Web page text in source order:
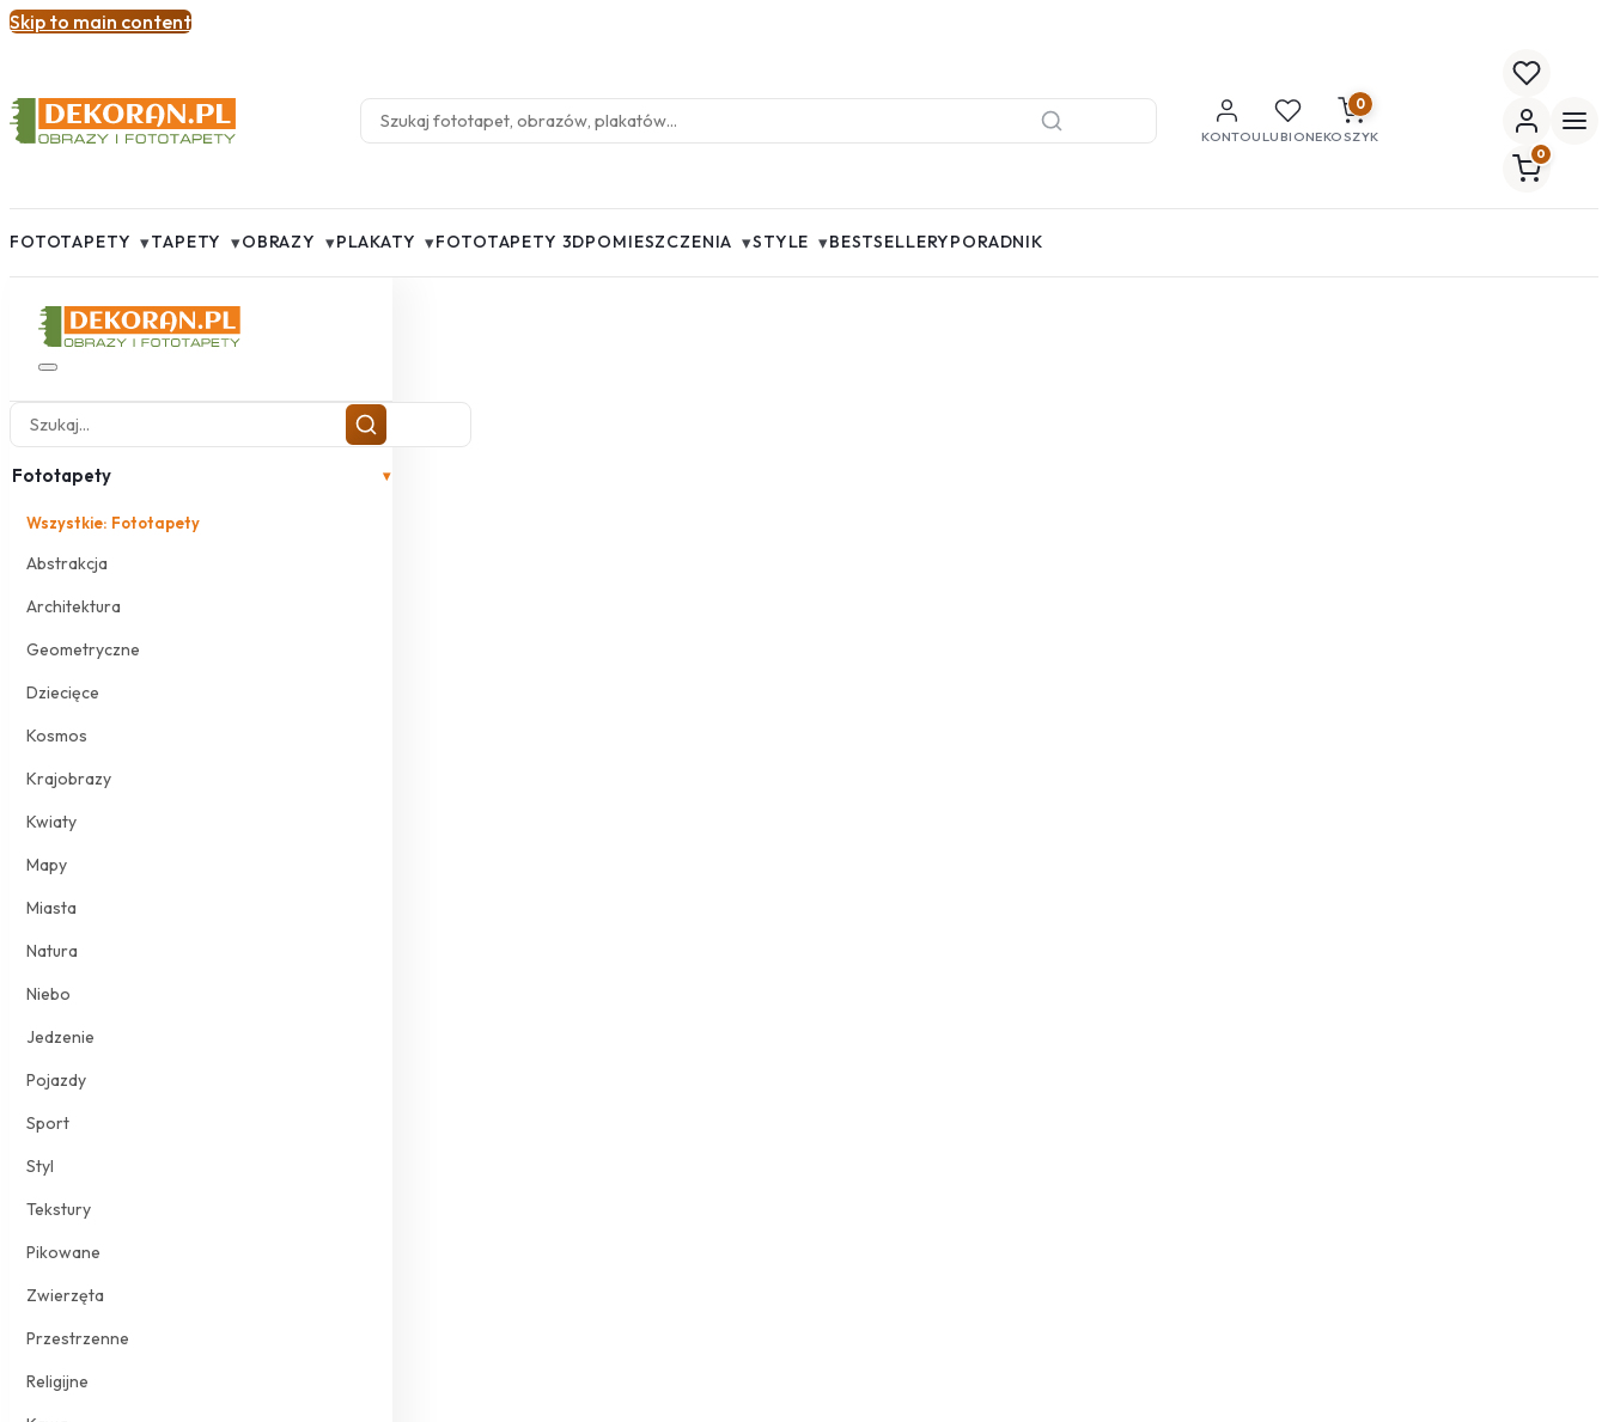
Skip to main content
KONTOULUBIONE
0
KOSZYK
0
FOTOTAPETY ▾TAPETY ▾OBRAZY ▾PLAKATY ▾FOTOTAPETY 3DPOMIESZCZENIA ▾STYLE ▾BESTSELLERYPORADNIK
Fototapety ▾
Wszystkie: Fototapety
Abstrakcja
Architektura
Geometryczne
Dziecięce
Kosmos
Krajobrazy
Kwiaty
Mapy
Miasta
Natura
Niebo
Jedzenie
Pojazdy
Sport
Styl
Tekstury
Pikowane
Zwierzęta
Przestrzenne
Religijne